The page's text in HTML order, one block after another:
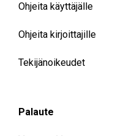
Ohjeita käyttäjälle
Ohjeita kirjoittajille
Tekijänoikeudet
Palaute